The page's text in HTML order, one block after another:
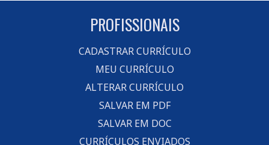
PROFISSIONAIS
CADASTRAR CURRÍCULO
MEU CURRÍCULO
ALTERAR CURRÍCULO
SALVAR EM PDF
SALVAR EM DOC
CURRÍCULOS ENVIADOS